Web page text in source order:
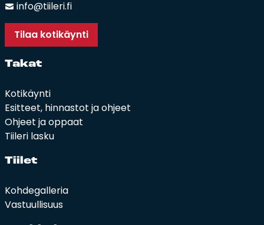
info@tiileri.fi
Tilaa kotikäynti
Ta­kat
Kotikäynti
Esitteet, hinnastot ja ohjeet
Ohjeet ja oppaat
Tiileri lasku
Tii­let
Kohdegalleria
Vastuullisuus